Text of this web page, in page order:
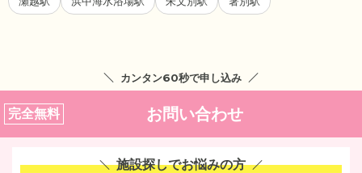
カンタン60秒で申し込み
完全無料 お問い合わせ
施設探しでお悩みの方